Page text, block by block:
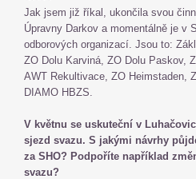
Jak jsem již říkal, ukončila svou
Úpravny Darkov a momentálně je v
odborových organizací. Jsou to:
ZO Dolu Karviná, ZO Dolu Paskov,
AWT Rekultivace, ZO Heimstaden,
DIAMO HBZS.
V květnu se uskuteční v
sjezd svazu. S jakými návrhy
za SHO? Podpoříte například
svazu?